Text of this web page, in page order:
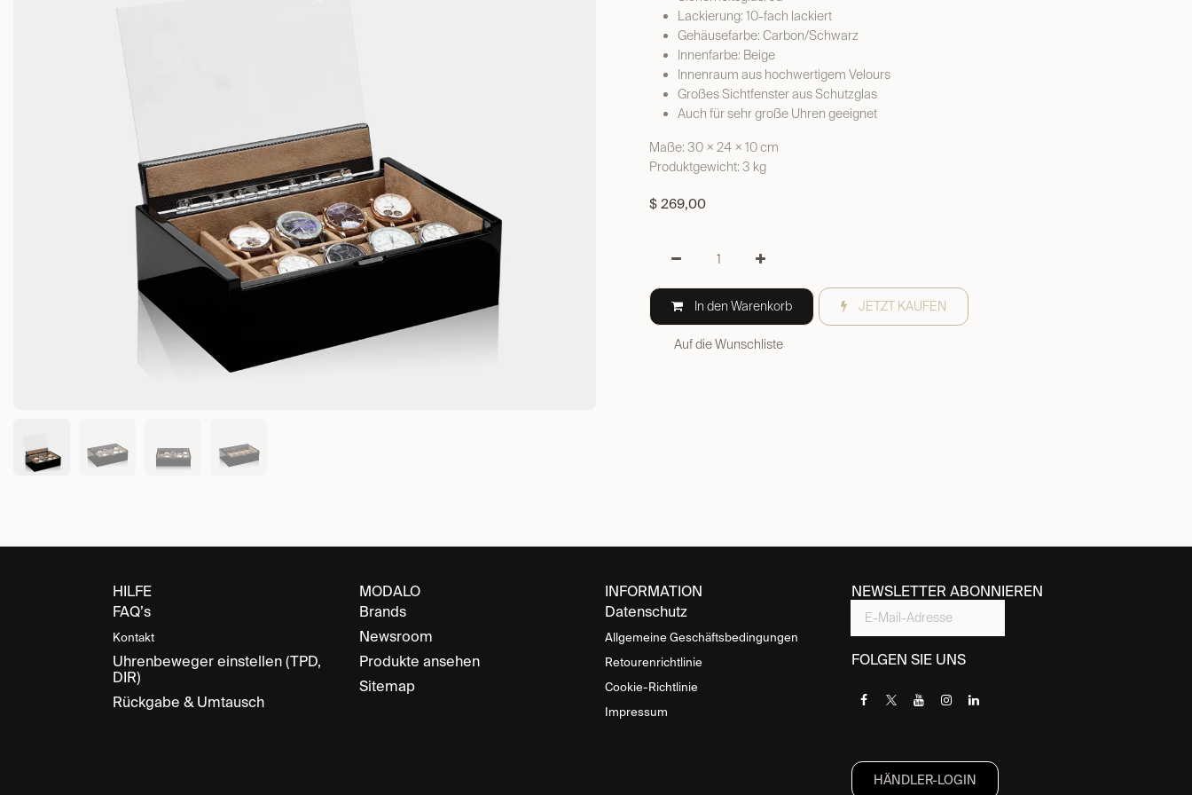
Lackierung: 10-fach lackiert
Gehäusefarbe: Carbon/Schwarz
Innenfarbe: Beige
Innenraum aus hochwertigem Velours
Großes Sichtfenster aus Schutzglas
Auch für sehr große Uhren geeignet
Maße: 30 × 24 × 10 cm
Produktgewicht: 3 kg
$ 269,00
In den Warenkorb JETZT KAUFEN
Auf die Wunschliste
MODALO
Brands
Newsroom
Produkte ansehen
Sitemap
NEWSLETTER ABONNIEREN
FOLGEN SIE UNS
HILFE
FAQ’s
Kontakt
Uhrenbeweger einstellen (TPD,
DIR)
Rückgabe & Umtausch
INFORMATION
Datenschutz
Allgemeine Geschäftsbedingungen
Retourenrichtlinie
Cookie-Richtlinie
Impressum
HÄNDLER-LOGIN